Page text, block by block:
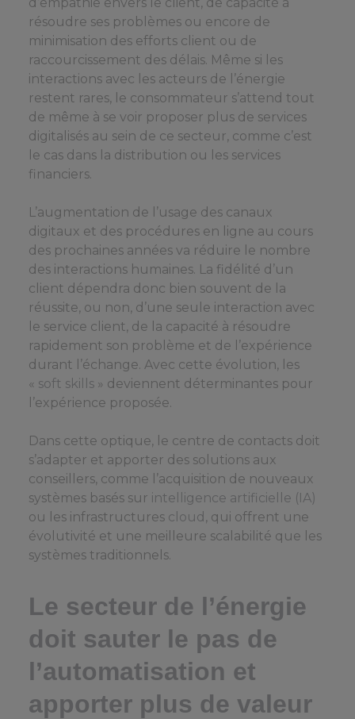
résoudre ses problèmes ou encore de
minimisation des efforts client ou de
raccourcissement des délais. Même si les
interactions avec les acteurs de l’énergie
restent rares, le consommateur s’attend tout
de même à se voir proposer plus de services
digitalisés au sein de ce secteur, comme c’est
le cas dans la distribution ou les services
financiers.
L’augmentation de l’usage des canaux
digitaux et des procédures en ligne au cours
des prochaines années va réduire le nombre
des interactions humaines. La fidélité d’un
client dépendra donc bien souvent de la
réussite, ou non, d’une seule interaction avec
le service client, de la capacité à résoudre
rapidement son problème et de l’expérience
durant l’échange. Avec cette évolution, les
« soft skills » deviennent déterminantes pour
l’expérience proposée.
Dans cette optique, le centre de contacts doit
s’adapter et apporter des solutions aux
conseillers, comme l’acquisition de nouveaux
systèmes basés sur intelligence artificielle (IA)
ou les infrastructures cloud , qui offrent une
évolutivité et une meilleure scalabilité que les
systèmes traditionnels.
Le secteur de l’énergie
doit sauter le pas de
l’automatisation et
apporter plus de valeur